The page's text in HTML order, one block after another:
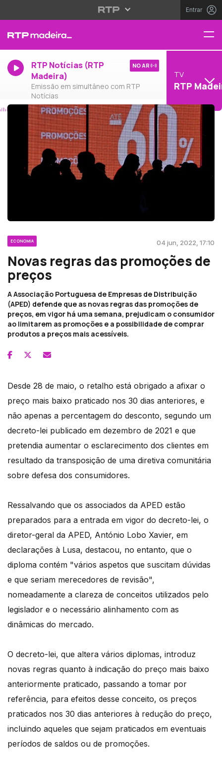
Entrar
RTP Notícias (RTP
Madeira)
Emissão em simultâneo com RTP
Notícias
NO AR
TV
RTP
ECONOMIA 04 jun, 2022, 17:10
Novas regras das promoções de
preços
A Associação Portuguesa de Empresas de Distribuição
(APED) defende que as novas regras das promoções de
preços, em vigor há uma semana, prejudicam o consumidor
ao limitarem as promoções e a possibilidade de comprar
produtos a preços mais acessíveis.
Desde 28 de maio, o retalho está obrigado a afixar o
preço mais baixo praticado nos 30 dias anteriores, e
não apenas a percentagem do desconto, segundo um
decreto-lei publicado em dezembro de 2021 e que
pretendia aumentar o esclarecimento dos clientes em
resultado da transposição de uma diretiva comunitária
sobre defesa dos consumidores.
Ressalvando que os associados da APED estão
preparados para a entrada em vigor do decreto-lei, o
diretor-geral da APED, António Lobo Xavier, em
declarações à Lusa, destacou, no entanto, que o
diploma contém "vários aspetos que suscitam dúvidas
e que seriam merecedores de revisão",
nomeadamente a clareza de conceitos utilizados pelo
legislador e o necessário alinhamento com as
dinâmicas do mercado.
O decreto-lei, que altera vários diplomas, introduz
novas regras quanto à indicação do preço mais baixo
anteriormente praticado, passando a tomar por
referência, para efeitos desse conceito, os preços
praticados nos 30 dias anteriores à redução do preço,
incluindo aqueles que sejam praticados em eventuais
períodos de saldos ou de promoções.